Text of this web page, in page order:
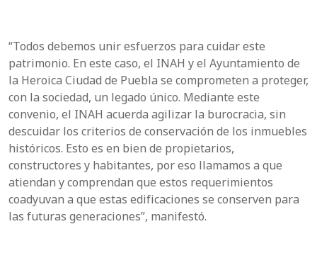
“Todos debemos unir esfuerzos para cuidar este
patrimonio. En este caso, el INAH y el Ayuntamiento de
la Heroica Ciudad de Puebla se comprometen a proteger,
con la sociedad, un legado único. Mediante este
convenio, el INAH acuerda agilizar la burocracia, sin
descuidar los criterios de conservación de los inmuebles
históricos. Esto es en bien de propietarios,
constructores y habitantes, por eso llamamos a que
atiendan y comprendan que estos requerimientos
coadyuvan a que estas edificaciones se conserven para
las futuras generaciones”, manifestó.